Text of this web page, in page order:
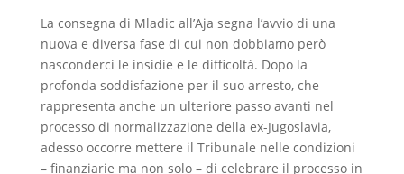
La consegna di Mladic all’Aja segna l’avvio di una
nuova e diversa fase di cui non dobbiamo però
nasconderci le insidie e le difficoltà. Dopo la
profonda soddisfazione per il suo arresto, che
rappresenta anche un ulteriore passo avanti nel
processo di normalizzazione della ex-Jugoslavia,
adesso occorre mettere il Tribunale nelle condizioni
– finanziarie ma non solo – di celebrare il processo in